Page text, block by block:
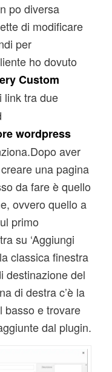
po diversa
di modificare
per
ho dovuto
Custom
link tra due
wordpress
aver
una pagina
da fare è quello
ovvero quello a
primo
su ‘Aggiungi
classica finestra
destinazione del
di destra c’è la
basso e trovare
dal plugin.